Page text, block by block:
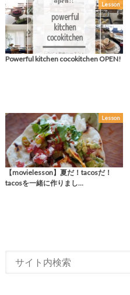
Lesson
Powerful kitchen cocokitchen OPEN!
Lesson
【movielesson】夏だ！tacosだ！
tacosを一緒に作りまし…